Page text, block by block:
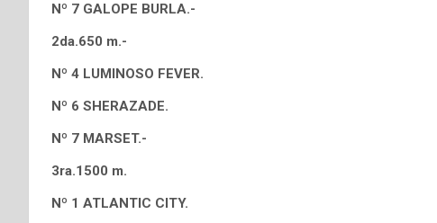
Nº 7 GALOPE BURLA.-
2da.650 m.-
Nº 4 LUMINOSO FEVER.
Nº 6 SHERAZADE.
Nº 7 MARSET.-
3ra.1500 m.
Nº 1 ATLANTIC CITY.